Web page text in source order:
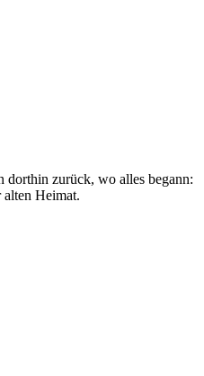
zurück, wo alles begann:
Heimat.